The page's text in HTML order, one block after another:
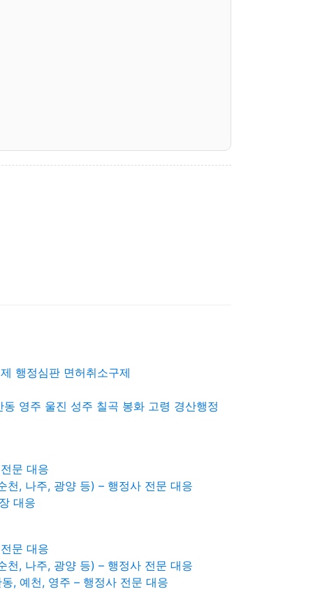
행정심판 면허취소구제
영주 울진 성주 칠곡 봉화 고령 경산행정
문 대응
천, 나주, 광양 등) – 행정사 전문 대응
대응
문 대응
천, 나주, 광양 등) – 행정사 전문 대응
, 예천, 영주 – 행정사 전문 대응